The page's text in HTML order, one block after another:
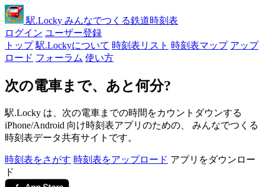
駅.Locky みんなでつくる鉄道時刻表
ログイン ユーザー登録
トップ 駅.Lockyについて 時刻表リスト 時刻表マップ アップ
ロード フォーラム 使い方
次の電車まで、あと何分?
駅.Locky は、次の電車までの時間をカウントダウンする
iPhone/Android 向け時刻表アプリのための、 みんなでつくる
時刻表データ共有サイトです。
時刻表をさがす 時刻表をアップロード アプリをダウンロー
ド